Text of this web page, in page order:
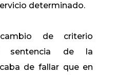
determinado.
de criterio
sentencia de la
de fallar que en